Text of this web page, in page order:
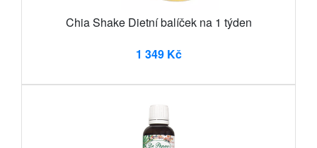
Chia Shake Dietní balíček na 1 týden
1 349 Kč